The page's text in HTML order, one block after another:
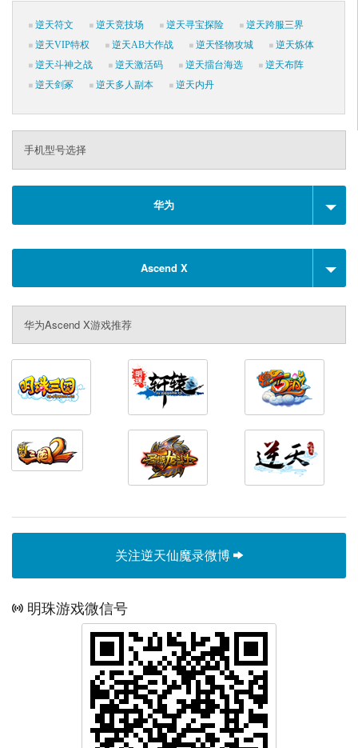
逆天符文 逆天竞技场 逆天寻宝探险
逆天跨服三界
逆天VIP特权
逆天AB大作战 逆天怪物攻城
逆天炼体
逆天斗神之战
逆天激活码 逆天擂台海选
逆天布阵
逆天剑冢
逆天多人副本 逆天内丹
手机型号选择
华为
Ascend X
华为Ascend X游戏推荐
关注逆天仙魔录微博
明珠游戏微信号